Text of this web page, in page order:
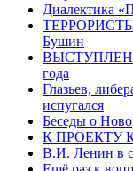
Диалектика
Бушин
года
Глазьев,
испугался
Беседы о
К ПРОЕКТУ
В.И. Ленин в